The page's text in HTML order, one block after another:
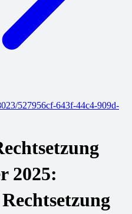
527956cf-643f-44c4-909d-
2025: